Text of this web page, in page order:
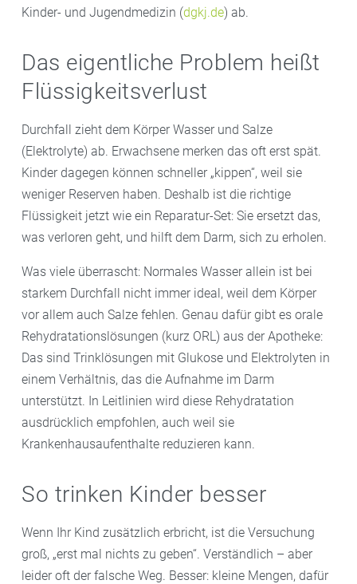
Kinder- und Jugendmedizin (dgkj.de) ab.
Das eigentliche Problem heißt
Flüssigkeitsverlust
Durchfall zieht dem Körper Wasser und Salze
(Elektrolyte) ab. Erwachsene merken das oft erst spät.
Kinder dagegen können schneller „kippen“, weil sie
weniger Reserven haben. Deshalb ist die richtige
Flüssigkeit jetzt wie ein Reparatur-Set: Sie ersetzt das,
was verloren geht, und hilft dem Darm, sich zu erholen.
Was viele überrascht: Normales Wasser allein ist bei
starkem Durchfall nicht immer ideal, weil dem Körper
vor allem auch Salze fehlen. Genau dafür gibt es orale
Rehydratationslösungen (kurz ORL) aus der Apotheke:
Das sind Trinklösungen mit Glukose und Elektrolyten in
einem Verhältnis, das die Aufnahme im Darm
unterstützt. In Leitlinien wird diese Rehydratation
ausdrücklich empfohlen, auch weil sie
Krankenhausaufenthalte reduzieren kann.
So trinken Kinder besser
Wenn Ihr Kind zusätzlich erbricht, ist die Versuchung
groß, „erst mal nichts zu geben“. Verständlich – aber
leider oft der falsche Weg. Besser: kleine Mengen, dafür